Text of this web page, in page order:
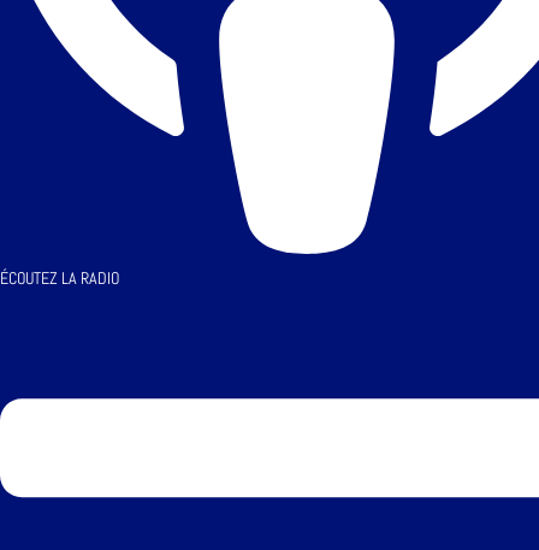
ÉCOUTEZ LA RADIO